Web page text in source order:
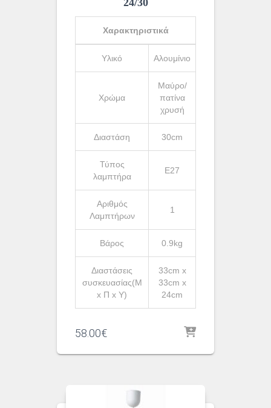
24/30
Χαρακτηριστικά
Υλικό Αλουμίνιο
Χρώμα
Μαύρο/
πατίνα
χρυσή
Διαστάση 30cm
Τύπος
λαμπτήρα
Ε27
Αριθμός
Λαμπτήρων
1
Βάρος 0.9kg
Διαστάσεις
συσκευασίας(Μ
x Π x Υ)
33cm x
33cm x
24cm
58.00€